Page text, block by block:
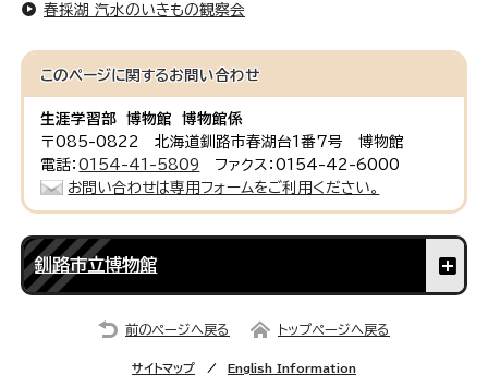
春採湖 汽水のいきもの観察会
このページに関するお問い合わせ
生涯学習部 博物館 博物館係
〒085-0822 北海道釧路市春湖台1番7号 博物館
電話：0154-41-5809
ファクス：0154-42-6000
お問い合わせは専用フォームをご利用ください。
釧路市立博物館
前のページへ戻る トップページへ戻る
サイトマップ English Information